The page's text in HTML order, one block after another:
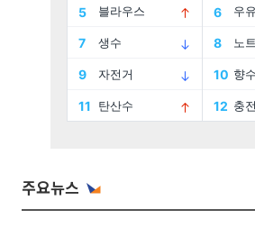
주요뉴스